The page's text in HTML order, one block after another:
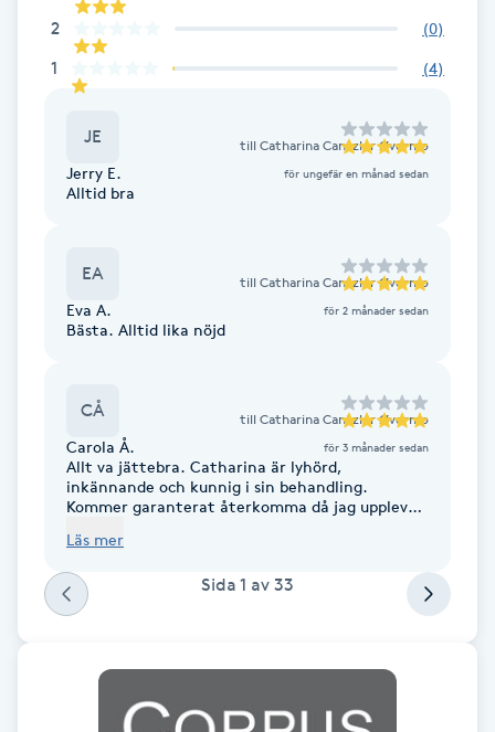
Enzympeeling
Extensions borttagning
Face framing
Fet hårbotten
Fettreducering
Fibromassage
Fillers
2 (0)
1 (4)
JE till Catharina Cantzler Øvermo
Jerry E. för ungefär en månad sedan
Alltid bra
EA till Catharina Cantzler Øvermo
Eva A. för 2 månader sedan
Bästa. Alltid lika nöjd
CÅ till Catharina Cantzler Øvermo
Carola Å. för 3 månader sedan
Allt va jättebra. Catharina är lyhörd,
inkännande och kunnig i sin behandling.
Kommer garanterat återkomma då jag upplevde
Läs mer
Sida 1 av 33